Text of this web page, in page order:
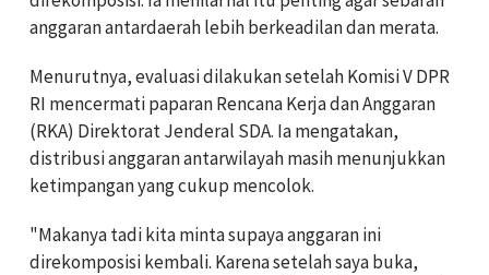
anggaran antardaerah lebih berkeadilan dan merata.
Menurutnya, evaluasi dilakukan setelah Komisi V DPR
RI mencermati paparan Rencana Kerja dan Anggaran
(RKA) Direktorat Jenderal SDA. Ia mengatakan,
distribusi anggaran antarwilayah masih menunjukkan
ketimpangan yang cukup mencolok.
"Makanya tadi kita minta supaya anggaran ini
direkomposisi kembali. Karena setelah saya buka,